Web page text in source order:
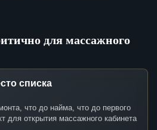
для массажного
списка
что до найма, что до первого
для открытия массажного кабинета